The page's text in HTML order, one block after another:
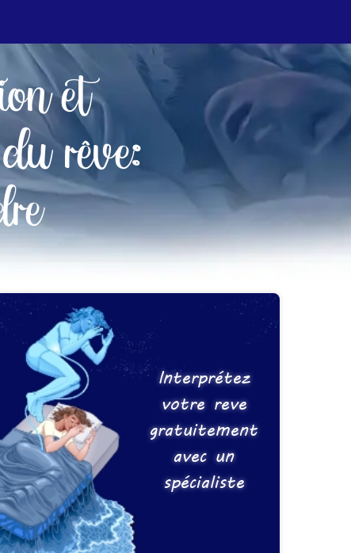
et
rêve:
Interprétez
votre reve
gratuitement
avec un
spécialiste